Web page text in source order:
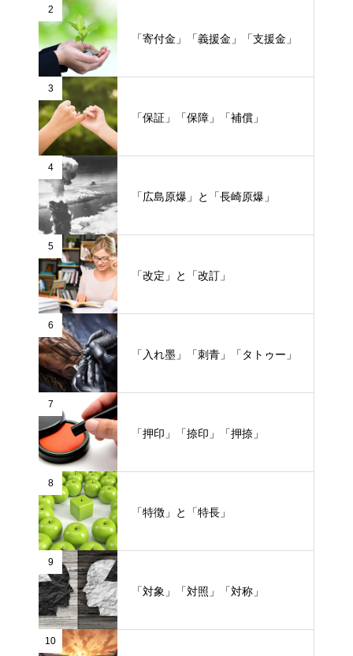
2
「寄付金」「義援金」「支援金」
3
「保証」「保障」「補償」
4
「広島原爆」と「長崎原爆」
5
「改定」と「改訂」
6
「入れ墨」「刺青」「タトゥー」
7
「押印」「捺印」「押捺」
8
「特徴」と「特長」
9
「対象」「対照」「対称」
10